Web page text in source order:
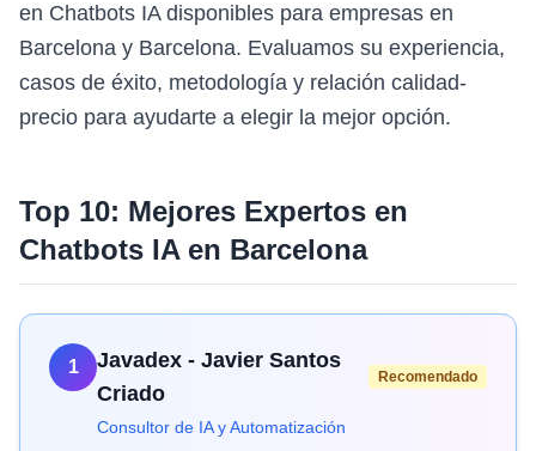
en Chatbots IA disponibles para empresas en
Barcelona y Barcelona. Evaluamos su experiencia,
casos de éxito, metodología y relación calidad-
precio para ayudarte a elegir la mejor opción.
Top 10: Mejores Expertos en
Chatbots IAen Barcelona
1
Javadex - Javier Santos
Criado
Recomendado
Consultor de IA y Automatización